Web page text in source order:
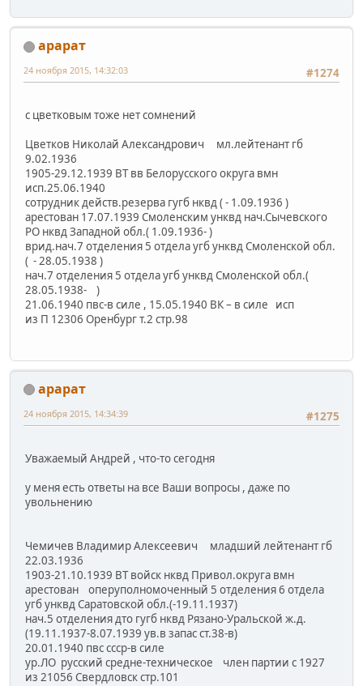
арарат
#1274
24 ноября 2015, 14:32:03
с цветковым тоже нет сомнений
Цветков Николай Александрович мл.лейтенант гб
9.02.1936
1905-29.12.1939 ВТ вв Белорусского округа вмн
исп.25.06.1940
сотрудник действ.резерва гугб нквд ( - 1.09.1936 )
арестован 17.07.1939 Смоленским унквд нач.Сычевского
РО нквд Западной обл.( 1.09.1936- )
врид.нач.7 отделения 5 отдела угб унквд Смоленской обл.
( - 28.05.1938 )
нач.7 отделения 5 отдела угб унквд Смоленской обл.(
28.05.1938- )
21.06.1940 пвс-в силе , 15.05.1940 ВК – в силе исп
из П 12306 Оренбург т.2 стр.98
арарат
#1275
24 ноября 2015, 14:34:39
Уважаемый Андрей , что-то сегодня
у меня есть ответы на все Ваши вопросы , даже по
увольнению
Чемичев Владимир Алексеевич младший лейтенант гб
22.03.1936
1903-21.10.1939 ВТ войск нквд Привол.округа вмн
арестован оперуполномоченный 5 отделения 6 отдела
угб унквд Саратовской обл.(-19.11.1937)
нач.5 отделения дто гугб нквд Рязано-Уральской ж.д.
(19.11.1937-8.07.1939 ув.в запас ст.38-в)
20.01.1940 пвс ссср-в силе
ур.ЛО русский средне-техническое член партии с 1927
из 21056 Свердловск стр.101